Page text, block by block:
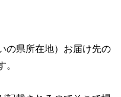
の県所在地） お届け先の
。